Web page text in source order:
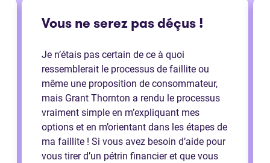
Vous ne serez pas déçus !
Je n’étais pas certain de ce à quoi
ressemblerait le processus de faillite ou
même une proposition de consommateur,
mais Grant Thornton a rendu le processus
vraiment simple en m’expliquant mes
options et en m’orientant dans les étapes de
ma faillite ! Si vous avez besoin d’aide pour
vous tirer d’un pétrin financier et que vous